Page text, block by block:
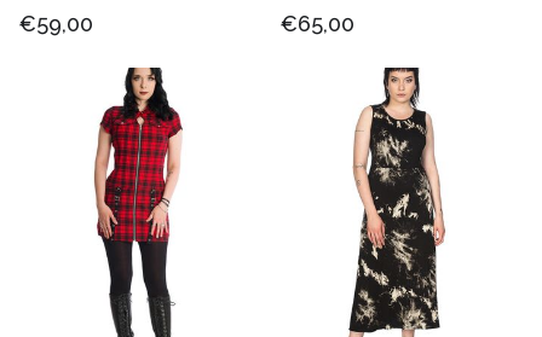
€59,00 €65,00